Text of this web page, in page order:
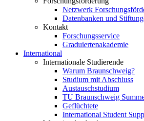
Netzwerk
Datenbanken und
Kontakt
Forschungsservice
Graduiertenakademie
International
Internationale Studierende
Warum Braunschweig?
Studium mit Abschluss
Austauschstudium
TU Braunschweig
Geflüchtete
International Student